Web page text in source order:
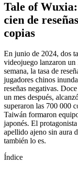
Tale of
cien de
copias
En junio de 2024, dos
videojuego lanzaron un
semana, la tasa de
jugadores chinos
reseñas negativas.
un mes después,
superaron las 700 000
Taiwán formaron
japonés. El
apellido ajeno sin aura
también lo es.
Índice